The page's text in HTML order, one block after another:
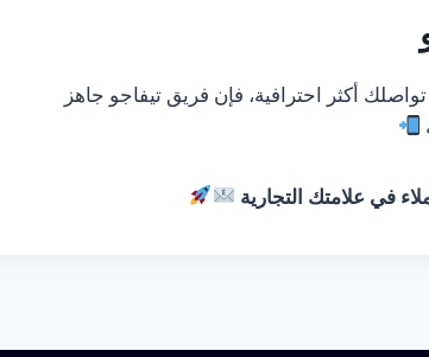
أكثر احترافية، فإن فريق تيفاجو جاهز
في علامتك التجارية